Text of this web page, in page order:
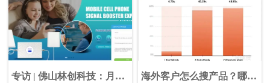
优质的内容创作是海外用户点
击网站并了解企业网站信息的
驱动力。
专访 | 佛山林创科技：月询
海外客户怎么搜产品？哪种